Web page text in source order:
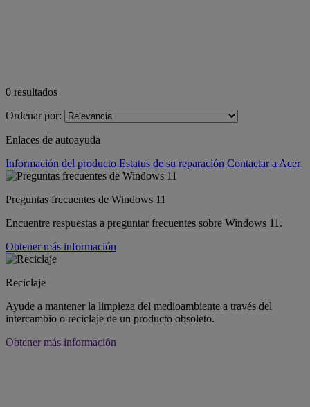
0 resultados
Ordenar por:
Enlaces de autoayuda
Información del producto Estatus de su reparación Contactar a Acer
Preguntas frecuentes de Windows 11
Encuentre respuestas a preguntar frecuentes sobre Windows 11.
Obtener más información
Reciclaje
Ayude a mantener la limpieza del medioambiente a través del
intercambio o reciclaje de un producto obsoleto.
Obtener más información